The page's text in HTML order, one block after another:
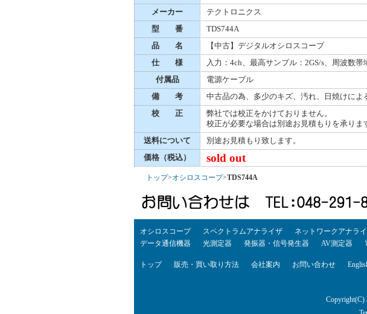
メーカー
テクトロニクス
型 番
TDS744A
品 名
【中古】デジタルオシロスコープ
仕 様
入力：4ch、最高サンプル：2GS/s、周波数
付属品
電源ケーブル
備 考
中古品の為、多少のキズ、汚れ、日焼けによ
校 正
弊社では校正をかけておりません。
校正が必要な場合は別途お見積もりを承りま
送料について
別途お見積もり致します。
価格（税込）
sold out
トップ>オシロスコープ>TDS744A
オシロスコープ スペクトラムアナライザ ネットワークアナラ
データ通信機器
光測定器 発振器・信号発生器 AV測定器
トップ 販売・買い取り方法 会社案内 お問い合わせ
Copyright(C)